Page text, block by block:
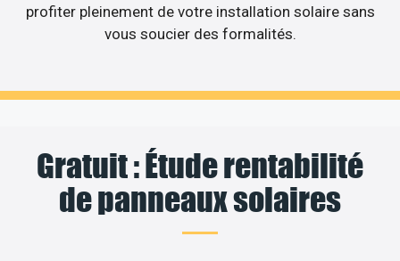
profiter pleinement de votre installation solaire sans
vous soucier des formalités.
Gratuit : Étude rentabilité
de panneaux solaires